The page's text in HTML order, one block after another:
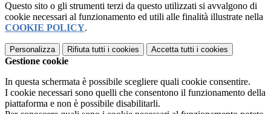
Questo sito o gli strumenti terzi da questo utilizzati si avvalgono di
cookie necessari al funzionamento ed utili alle finalità illustrate nella
COOKIE POLICY.
Personalizza Rifiuta tutti i cookies Accetta tutti i cookies
Gestione cookie
In questa schermata è possibile scegliere quali cookie consentire.
I cookie necessari sono quelli che consentono il funzionamento della
piattaforma e non è possibile disabilitarli.